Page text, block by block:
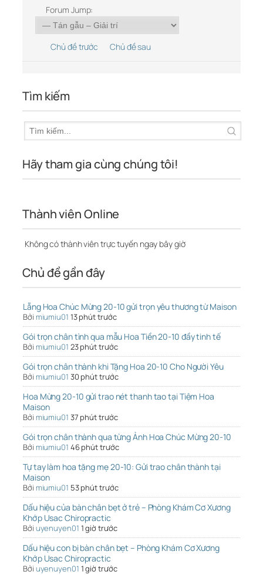
Forum Jump:
Chủ đề trước Chủ đề sau
Tìm kiếm
Hãy tham gia cùng chúng tôi!
Thành viên Online
Không có thành viên trực tuyến ngay bây giờ
Chủ đề gần đây
Lẵng Hoa Chúc Mừng 20-10 gửi trọn yêu thương từ Maison
Bởi miumiu01 13 phút trước
Gói trọn chân tình qua mẫu Hoa Tiền 20-10 đầy tinh tế
Bởi miumiu01 23 phút trước
Gói trọn chân thành khi Tặng Hoa 20-10 Cho Người Yêu
Bởi miumiu01 30 phút trước
Hoa Mừng 20-10 gửi trao nét thanh tao tại Tiệm Hoa
Maison
Bởi miumiu01 37 phút trước
Gói trọn chân thành qua từng Ảnh Hoa Chúc Mừng 20-10
Bởi miumiu01 46 phút trước
Tự tay làm hoa tặng mẹ 20-10: Gửi trao chân thành tại
Maison
Bởi miumiu01 53 phút trước
Dấu hiệu của bàn chân bẹt ở trẻ – Phòng Khám Cơ Xương
Khớp Usac Chiropractic
Bởi uyenuyen01 1 giờ trước
Dấu hiệu con bị bàn chân bẹt – Phòng Khám Cơ Xương
Khớp Usac Chiropractic
Bởi uyenuyen01 1 giờ trước